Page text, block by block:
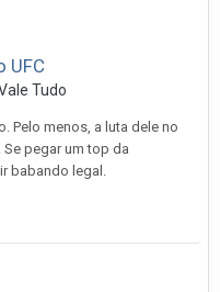
UFC
Tudo
Pelo menos, a luta dele no
pegar um top da
babando legal.